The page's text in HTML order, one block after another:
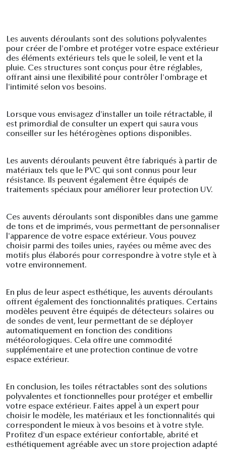
Les auvents déroulants sont des solutions polyvalentes
pour créer de l'ombre et protéger votre espace extérieur
des éléments extérieurs tels que le soleil, le vent et la
pluie. Ces structures sont conçus pour être réglables,
offrant ainsi une flexibilité pour contrôler l'ombrage et
l'intimité selon vos besoins.
Lorsque vous envisagez d'installer un toile rétractable, il
est primordial de consulter un expert qui saura vous
conseiller sur les hétérogènes options disponibles.
Les auvents déroulants peuvent être fabriqués à partir de
matériaux tels que le PVC qui sont connus pour leur
résistance. Ils peuvent également être équipés de
traitements spéciaux pour améliorer leur protection UV.
Ces auvents déroulants sont disponibles dans une gamme
de tons et de imprimés, vous permettant de personnaliser
l'apparence de votre espace extérieur. Vous pouvez
choisir parmi des toiles unies, rayées ou même avec des
motifs plus élaborés pour correspondre à votre style et à
votre environnement.
En plus de leur aspect esthétique, les auvents déroulants
offrent également des fonctionnalités pratiques. Certains
modèles peuvent être équipés de détecteurs solaires ou
de sondes de vent, leur permettant de se déployer
automatiquement en fonction des conditions
météorologiques. Cela offre une commodité
supplémentaire et une protection continue de votre
espace extérieur.
En conclusion, les toiles rétractables sont des solutions
polyvalentes et fonctionnelles pour protéger et embellir
votre espace extérieur. Faites appel à un expert pour
choisir le modèle, les matériaux et les fonctionnalités qui
correspondent le mieux à vos besoins et à votre style.
Profitez d'un espace extérieur confortable, abrité et
esthétiquement agréable avec un store projection adapté